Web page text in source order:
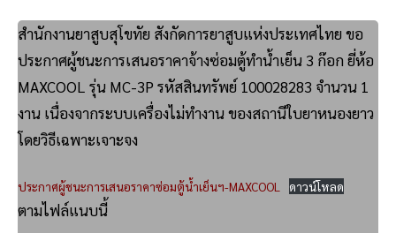
สำนักงานยาสูบสุโขทัย สังกัดการยาสูบแห่งประเทศไทย ขอ
ประกาศผู้ชนะการเสนอราคาจ้างซ่อมตู้ทำน้ำเย็น 3 ก๊อก ยี่ห้อ
MAXCOOL รุ่น MC-3P รหัสสินทรัพย์ 100028283 จำนวน 1
งาน เนื่องจากระบบเครื่องไม่ทำงาน ของสถานีใบยาหนองยาว
โดยวิธีเฉพาะเจาะจง
ประกาศผู้ชนะการเสนอราคาซ่อมตู้น้ำเย็นฯ-MAXCOOL ดาวน์โหลด
ตามไฟล์แนบนี้